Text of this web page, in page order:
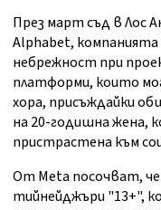
През март съд в Лос
Alphabet, компанията
небрежност при
платформи, които
хора, присъждайки
на 20-годишна жена,
пристрастена към
От Meta посочват,
тийнейджъри "13+",